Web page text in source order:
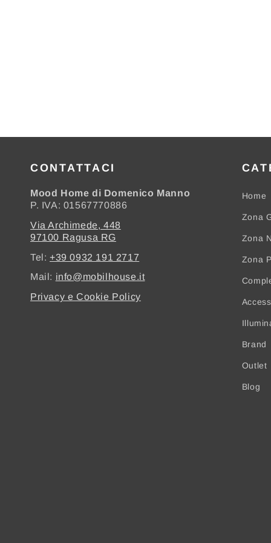
CONTATTACI
Mood Home di Domenico Manno
P. IVA: 01567770886
Via Archimede, 448
97100 Ragusa RG
Tel: +39 0932 191 2717
Mail: info@mobilhouse.it
Privacy e Cookie Policy
Home
Zona
Zona
Zona
Brand
Outlet
Blog